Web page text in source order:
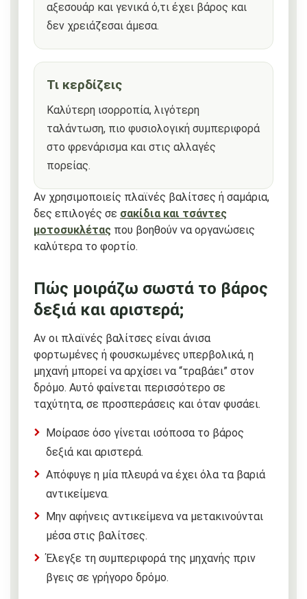
αξεσουάρ και γενικά ό,τι έχει βάρος και
δεν χρειάζεσαι άμεσα.
Τι κερδίζεις
Καλύτερη ισορροπία, λιγότερη
ταλάντωση, πιο φυσιολογική συμπεριφορά
στο φρενάρισμα και στις αλλαγές
πορείας.
Αν χρησιμοποιείς πλαϊνές βαλίτσες ή σαμάρια,
δες επιλογές σε σακίδια και τσάντες
μοτοσυκλέτας που βοηθούν να οργανώσεις
καλύτερα το φορτίο.
Πώς μοιράζω σωστά το βάρος
δεξιά και αριστερά;
Αν οι πλαϊνές βαλίτσες είναι άνισα
φορτωμένες ή φουσκωμένες υπερβολικά, η
μηχανή μπορεί να αρχίσει να “τραβάει” στον
δρόμο. Αυτό φαίνεται περισσότερο σε
ταχύτητα, σε προσπεράσεις και όταν φυσάει.
Μοίρασε όσο γίνεται ισόποσα το βάρος
δεξιά και αριστερά.
Απόφυγε η μία πλευρά να έχει όλα τα βαριά
αντικείμενα.
Μην αφήνεις αντικείμενα να μετακινούνται
μέσα στις βαλίτσες.
Έλεγξε τη συμπεριφορά της μηχανής πριν
βγεις σε γρήγορο δρόμο.